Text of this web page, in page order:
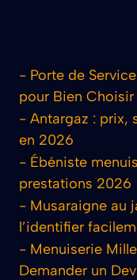
- Porte de
pour Bien
- Antargaz : prix,
en 2026
- Ébéniste
prestations 2026
- Musaraigne au
l’identifier
- Menuiserie
Demander un